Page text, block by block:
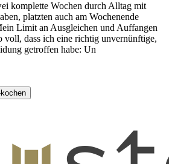
komplette Wochen durch Alltag mit
platzten auch am Wochenende
Limit an Ausgleichen und Auffangen
voll, dass ich eine richtig unvernünftige,
getroffen habe: Un